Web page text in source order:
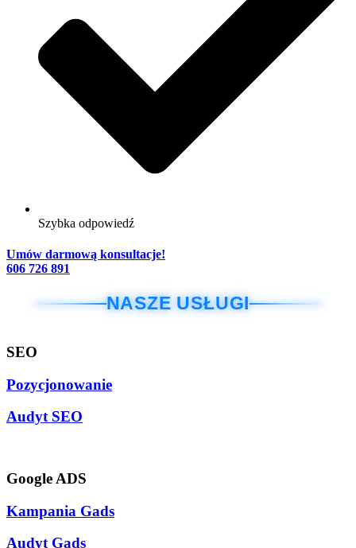
Szybka odpowiedź
Umów darmową konsultacje!
606 726 891
NASZE USŁUGI
SEO
Pozycjonowanie
Audyt SEO
Google ADS
Kampania Gads
Audyt Gads